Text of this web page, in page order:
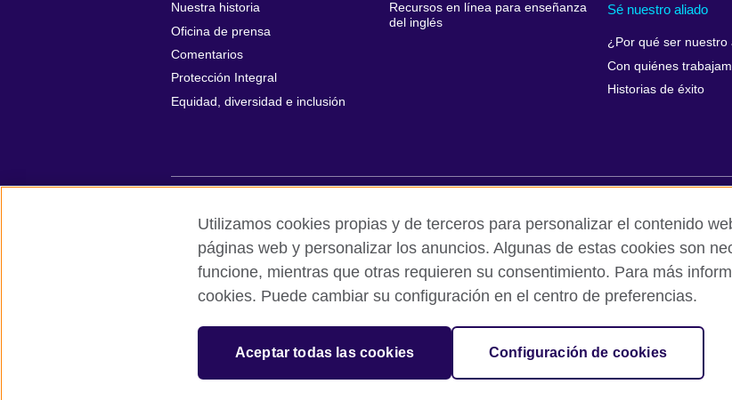
Nuestra historia
Oficina de prensa
Comentarios
Protección Integral
Equidad, diversidad e inclusión
Recursos en línea para enseñanza
del inglés
Sé nuestro aliado
¿Por qué ser nuestro
Con quiénes
Historias de éxito
British Council global Políticas de privacidad y condiciones de uso Accesibilidad Cookies
All cultural activities in Mexico are carried out by British Council Asociados A.C., a not-for-profit
including the promotion and diffusion of British culture in Mexico, the fostering of cultural relations
A registered charity: 209131 (England and Wales) SC037733 (Scotland).
Utilizamos cookies propias y de terceros para personalizar el contenido
páginas web y personalizar los anuncios. Algunas de estas cookies son
funcione, mientras que otras requieren su consentimiento. Para más
cookies. Puede cambiar su configuración en el centro de preferencias.
Aceptar todas las cookies Configuración de cookies